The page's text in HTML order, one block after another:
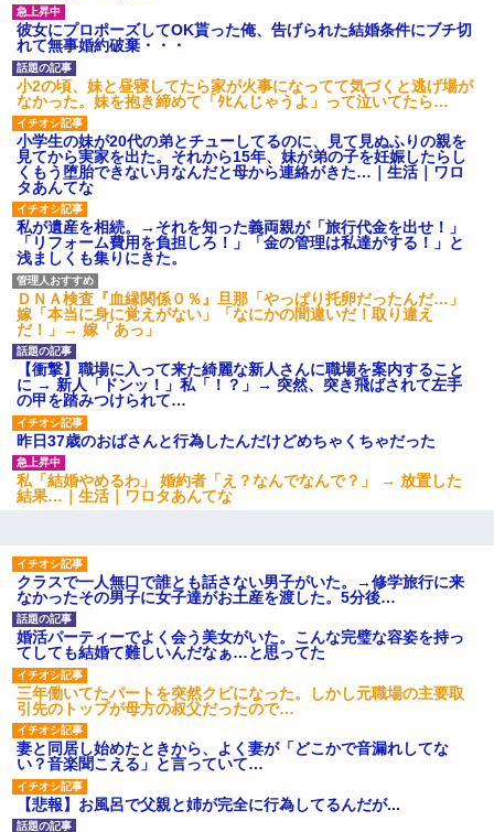
彼女にプロポーズしてOK貰った俺、告げられた結婚条件にブチ切
れて無事婚約破棄・・・
小2の頃、妹と昼寝してたら家が火事になってて気づくと逃げ場が
なかった。妹を抱き締めて「ﾀﾋんじゃうよ」って泣いてたら…
小学生の妹が20代の弟とチューしてるのに、見て見ぬふりの親を
見てから実家を出た。それから15年、妹が弟の子を妊娠したらし
くもう堕胎できない月なんだと母から連絡がきた…｜生活｜ワロ
タあんてな
私が遺産を相続。→それを知った義両親が「旅行代金を出せ！」
「リフォーム費用を負担しろ！」「金の管理は私達がする！」と
浅ましくも集りにきた。
ＤＮＡ検査『血縁関係０％』旦那「やっぱり托卵だったんだ…」
嫁「本当に身に覚えがない」「なにかの間違いだ！取り違え
だ！」→ 嫁「あっ」
【衝撃】職場に入って来た綺麗な新人さんに職場を案内すること
に → 新人「ドンッ！」私「！？」→ 突然、突き飛ばされて左手
の甲を踏みつけられて…
昨日37歳のおばさんと行為したんだけどめちゃくちゃだった
私「結婚やめるわ」 婚約者「え？なんでなんで？」 → 放置した
結果…｜生活｜ワロタあんてな
クラスで一人無口で誰とも話さない男子がいた。→修学旅行に来
なかったその男子に女子達がお土産を渡した。5分後…
婚活パーティーでよく会う美女がいた。こんな完璧な容姿を持っ
てしても結婚て難しいんだなぁ…と思ってた
三年働いてたパートを突然クビになった。しかし元職場の主要取
引先のトップが母方の叔父だったので…
妻と同居し始めたときから、よく妻が「どこかで音漏れしてな
い？音楽聞こえる」と言っていて…
【悲報】お風呂で父親と姉が完全に行為してるんだが...